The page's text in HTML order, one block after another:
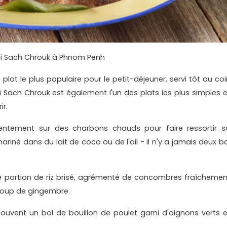
Sach Chrouk à Phnom Penh
plat le plus populaire pour le petit-déjeuner, servi tôt au
Chrouk est également l'un des plats les plus simples
sur des charbons chauds pour faire ressortir
dans du lait de coco ou de l'ail - il n'y a jamais deux
portion de riz brisé, agrémenté de concombres
de gingembre.
un bol de bouillon de poulet garni d'oignons verts